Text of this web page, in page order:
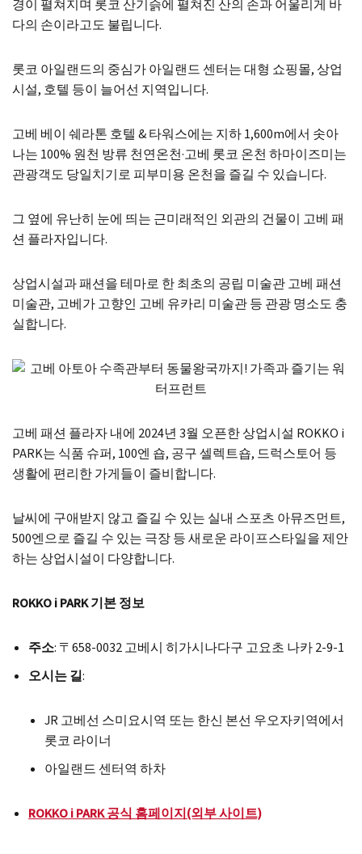
경이 펼쳐지며 롯코 산기슭에 펼쳐진 산의 손과 어울리게 바
다의 손이라고도 불립니다.
롯코 아일랜드의 중심가 아일랜드 센터는 대형 쇼핑몰, 상업
시설, 호텔 등이 늘어선 지역입니다.
고베 베이 쉐라톤 호텔 & 타워스에는 지하 1,600m에서 솟아
나는 100% 원천 방류 천연온천·고베 롯코 온천 하마이즈미는
관광객도 당일치기로 피부미용 온천을 즐길 수 있습니다.
그 옆에 유난히 눈에 띄는 근미래적인 외관의 건물이 고베 패
션 플라자입니다.
상업시설과 패션을 테마로 한 최초의 공립 미술관 고베 패션
미술관, 고베가 고향인 고베 유카리 미술관 등 관광 명소도 충
실합니다.
고베 패션 플라자 내에 2024년 3월 오픈한 상업시설 ROKKO i
PARK는 식품 슈퍼, 100엔 숍, 공구 셀렉트숍, 드럭스토어 등
생활에 편리한 가게들이 즐비합니다.
날씨에 구애받지 않고 즐길 수 있는 실내 스포츠 아뮤즈먼트,
500엔으로 즐길 수 있는 극장 등 새로운 라이프스타일을 제안
하는 상업시설이 다양합니다.
ROKKO i PARK 기본 정보
주소: 〒658-0032 고베시 히가시나다구 고요초 나카 2-9-1
오시는 길:
JR 고베선 스미요시역 또는 한신 본선 우오자키역에서
롯코 라이너
아일랜드 센터역 하차
ROKKO i PARK 공식 홈페이지(외부 사이트)